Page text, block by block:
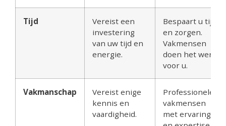
Tijd
Vereist een
investering
van uw tijd en
energie.
Bespaart u tijd
en zorgen.
Vakmensen
doen het werk
voor u.
Vakmanschap
Vereist enige
kennis en
vaardigheid.
Professionele
vakmensen
met ervaring